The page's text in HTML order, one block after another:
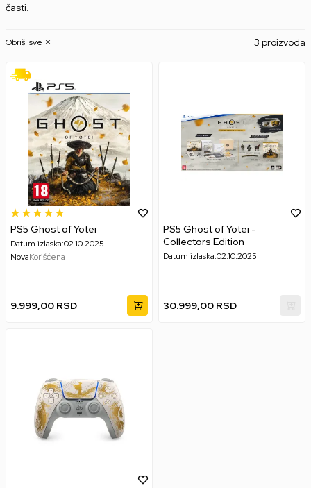
časti.
3 proizvoda
Obriši sve
PS5 Ghost of Yotei
Datum izlaska:02.10.2025
NovaKorišćena
9.999,00 RSD
PS5 Ghost of Yotei -
Collectors Edition
Datum izlaska:02.10.2025
30.999,00 RSD